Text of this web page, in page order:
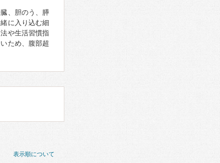
、胆のう、膵
に入り込む細
や生活習慣指
ため、腹部超
表示順について